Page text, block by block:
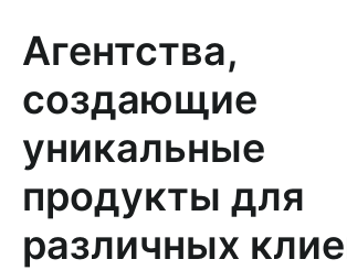
Агентства,
создающие
уникальные
продукты для
различных